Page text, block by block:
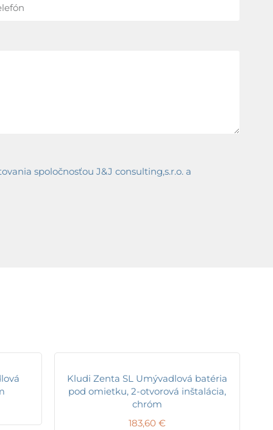
spoločnosťou J&J consulting,s.r.o. a
Kludi Zenta SL Umývadlová batéria
pod omietku, 2-otvorová inštalácia,
chróm
183,60 €